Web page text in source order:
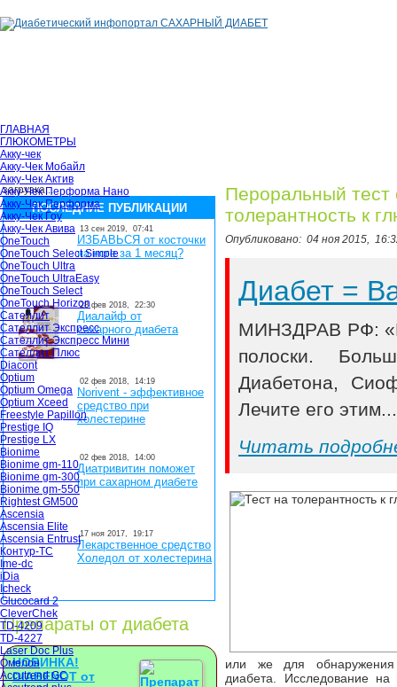
ГЛАВНАЯ
ГЛЮКОМЕТРЫ
Акку-чек
Акку-Чек Мобайл
Акку-Чек Актив
Акку-Чек Перформа Нано
Акку-Чек Перформа
Акку-Чек Гоу
Акку-Чек Авива
OneTouch
OneTouch Select Simple
OneTouch Ultra
OneTouch UltraEasy
OneTouch Select
OneTouch Horizon
Сателлит
Сателлит Экспресс
Сателлит Экспресс Мини
Сателлит Плюс
Diacont
Optium
Optium Omega
Optium Xceed
Freestyle Papillon
Prestige IQ
Prestige LX
Bionime
Bionime gm-110
Bionime gm-300
Bionime gm-550
Rightest GM500
Ascensia
Ascensia Elite
Ascensia Entrust
Контур-ТС
Ime-dc
iDia
Icheck
Glucocard 2
CleverChek
TD-4209
TD-4227
Laser Doc Plus
Омелон
Accutrend GC
загрузка...
ПОСЛЕДНИЕ ПУБЛИКАЦИИ
13 сен 2019, 07:41
ИЗБАВЬСЯ от косточки
на ноге за 1 месяц?
28 фев 2018, 22:30
Диалайф от
сахарного диабета
02 фев 2018, 14:19
Norivent - эффективное
средство при
холестерине
02 фев 2018, 14:00
Диатривитин поможет
при сахарном диабете
17 ноя 2017, 19:17
Лекарственное средство
Холедол от холестерина
Препараты от диабета
НОВИНКА!
DIABENOT от
Пероральный тест
толерантность к
Опубликовано: 04 ноя 2015,
Диабет =
МИНЗДРАВ РФ:
полоски.
Диабетона,
Лечите его
Читать
или же для обнаружения
диабета. Исследование на